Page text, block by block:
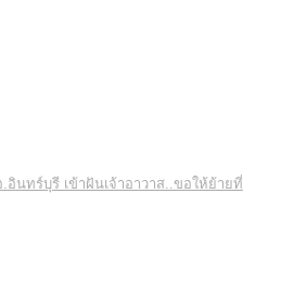
นทร์บุรี เข้าฝันเจ้าอาวาส..ขอให้ย้ายที่